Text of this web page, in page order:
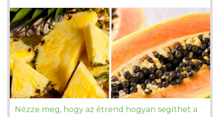
Nézze meg, hogy az étrend hogyan segíthet a